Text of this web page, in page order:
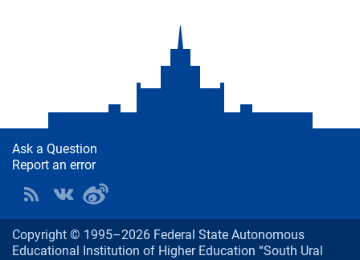
Ask a Question
Report an error
Copyright © 1995–2026 Federal State Autonomous
Educational Institution of Higher Education “South Ural